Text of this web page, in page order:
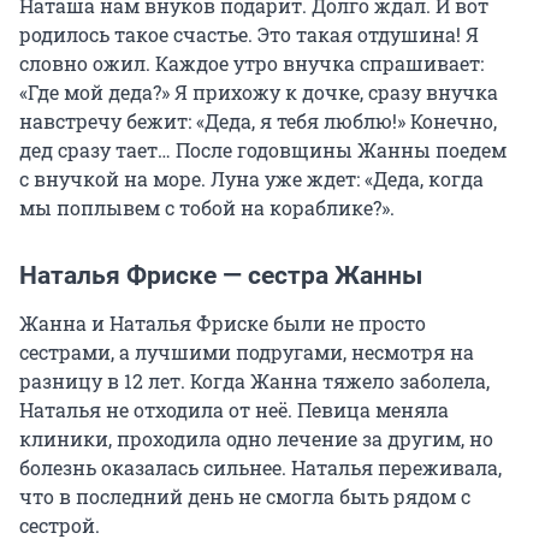
родилось такое счастье. Это такая отдушина! Я
словно ожил. Каждое утро внучка спрашивает:
«Где мой деда?» Я прихожу к дочке, сразу внучка
навстречу бежит: «Деда, я тебя люблю!» Конечно,
дед сразу тает… После годовщины Жанны поедем
с внучкой на море. Луна уже ждет: «Деда, когда
мы поплывем с тобой на кораблике?».
Наталья Фриске — сестра Жанны
Жанна и Наталья Фриске были не просто
сестрами, а лучшими подругами, несмотря на
разницу в 12 лет. Когда Жанна тяжело заболела,
Наталья не отходила от неё. Певица меняла
клиники, проходила одно лечение за другим, но
болезнь оказалась сильнее. Наталья переживала,
что в последний день не смогла быть рядом с
сестрой.